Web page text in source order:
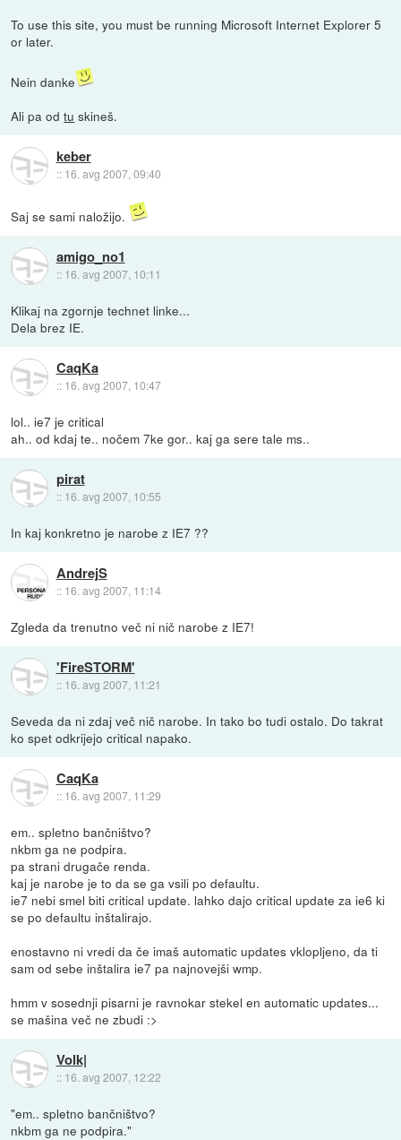
To use this site, you must be running Microsoft Internet Explorer 5
or later.
Nein danke
Ali pa odtu skineš.
keber
:: 16. avg 2007, 09:40
Saj se sami naložijo.
amigo_no1
:: 16. avg 2007, 10:11
Klikaj na zgornje technet linke...
Dela brez IE.
CaqKa
:: 16. avg 2007, 10:47
lol.. ie7 je critical
ah.. od kdaj te.. nočem 7ke gor.. kaj ga sere tale ms..
pirat
:: 16. avg 2007, 10:55
In kaj konkretno je narobe z IE7 ??
AndrejS
:: 16. avg 2007, 11:14
Zgleda da trenutno več ni nič narobe z IE7!
'FireSTORM'
:: 16. avg 2007, 11:21
Seveda da ni zdaj več nič narobe. In tako bo tudi ostalo. Do takrat
ko spet odkrijejo critical napako.
CaqKa
:: 16. avg 2007, 11:29
em.. spletno bančništvo?
nkbm ga ne podpira.
pa strani drugače renda.
kaj je narobe je to da se ga vsili po defaultu.
ie7 nebi smel biti critical update. lahko dajo critical update za ie6 ki
se po defaultu inštalirajo.
enostavno ni vredi da če imaš automatic updates vklopljeno, da ti
sam od sebe inštalira ie7 pa najnovejši wmp.
hmm v sosednji pisarni je ravnokar stekel en automatic updates...
se mašina več ne zbudi :>
Volk|
:: 16. avg 2007, 12:22
"em.. spletno bančništvo?
nkbm ga ne podpira."